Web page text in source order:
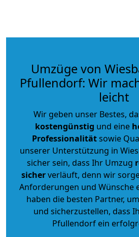
Umzüge von
Pfullendorf: Wir
leicht
Wir geben unser Bestes,
kostengünstig und eine
Professionalitätsowie
unserer Unterstützung in
sicher sein, dass Ihr Umzug
sicherverläuft, denn wir
Anforderungen und Wünsche
haben die besten Partner,
und sicherzustellen, dass
Pfullendorf ein